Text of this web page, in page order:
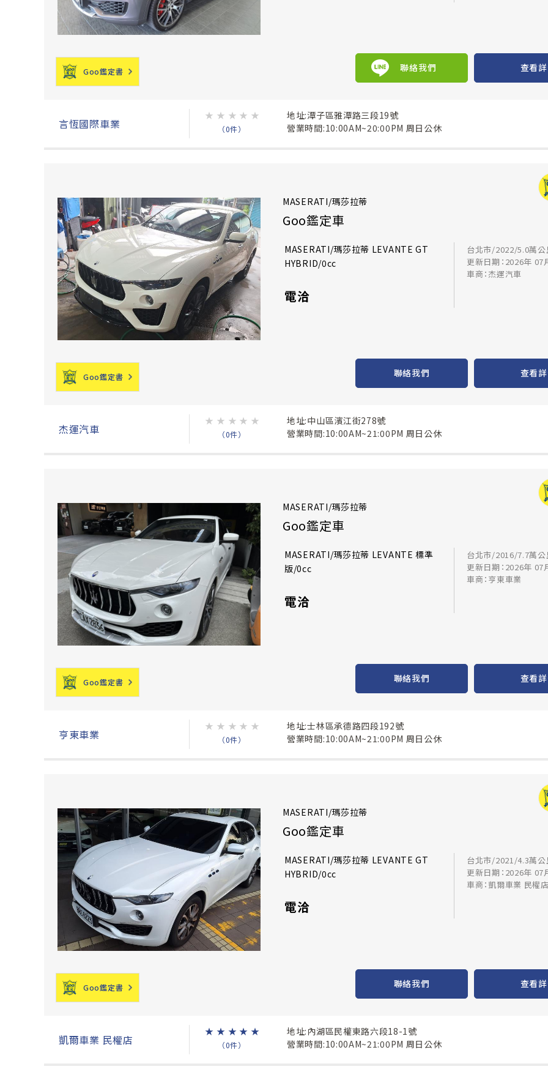
Goo鑑定書 聯絡我們 查看
言恆國際車業
★ ★ ★ ★ ★
（0件）
地址:潭子區雅潭路三段19號
營業時間:10:00AM~20:00PM 周日公休
MASERATI/瑪莎拉蒂
Goo鑑定車
MASERATI/瑪莎拉蒂 LEVANTE GT
HYBRID/0cc
電洽
台北市/2022/5.0萬公
更新日期：2026年 07
車商：杰運汽車
Goo鑑定書 聯絡我們 查看
杰運汽車
★ ★ ★ ★ ★
（0件）
地址:中山區濱江街278號
營業時間:10:00AM~21:00PM 周日公休
MASERATI/瑪莎拉蒂
Goo鑑定車
MASERATI/瑪莎拉蒂 LEVANTE 標準
版/0cc
電洽
台北市/2016/7.7萬公
更新日期：2026年 07
車商：亨東車業
Goo鑑定書 聯絡我們 查看
亨東車業
★ ★ ★ ★ ★
（0件）
地址:士林區承德路四段192號
營業時間:10:00AM~21:00PM 周日公休
MASERATI/瑪莎拉蒂
Goo鑑定車
MASERATI/瑪莎拉蒂 LEVANTE GT
HYBRID/0cc
電洽
台北市/2021/4.3萬公
更新日期：2026年 07
車商：凱爾車業 民權
Goo鑑定書 聯絡我們 查看
凱爾車業 民權店
★ ★ ★ ★ ★
（0件）
地址:內湖區民權東路六段18-1號
營業時間:10:00AM~21:00PM 周日公休